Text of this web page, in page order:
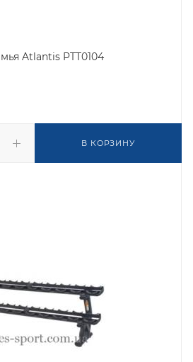
Atlantis PTT0104
В КОРЗИНУ